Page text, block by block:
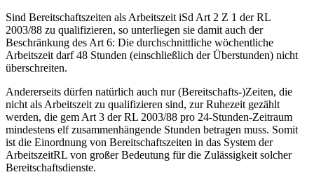
Sind Bereitschaftszeiten als Arbeitszeit iSd Art 2 Z 1 der RL
2003/88 zu qualifizieren, so unterliegen sie damit auch der
Beschränkung des Art 6: Die durchschnittliche wöchentliche
Arbeitszeit darf 48 Stunden (einschließlich der Überstunden) nicht
überschreiten.
Andererseits dürfen natürlich auch nur (Bereitschafts-)Zeiten, die
nicht als Arbeitszeit zu qualifizieren sind, zurRuhezeit gezählt
werden, die gem Art 3 der RL 2003/88 pro 24-Stunden-Zeitraum
mindestens elf zusammenhängende Stunden betragen muss. Somit
ist die Einordnung von Bereitschaftszeiten in das System der
ArbeitszeitRL von großer Bedeutung für die Zulässigkeit solcher
Bereitschaftsdienste.